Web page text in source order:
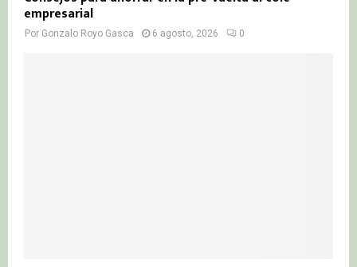
empresarial
Por Gonzalo Royo Gasca 6 agosto, 2026 0